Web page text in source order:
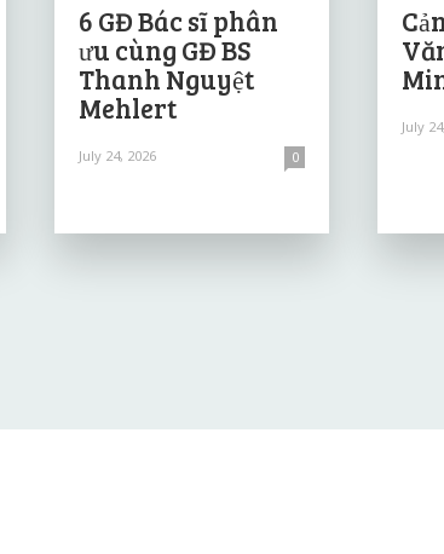
6 GĐ Bác sĩ phân
ưu cùng GĐ BS
Thanh Nguyệt
Mehlert
July 24, 2026 0
July